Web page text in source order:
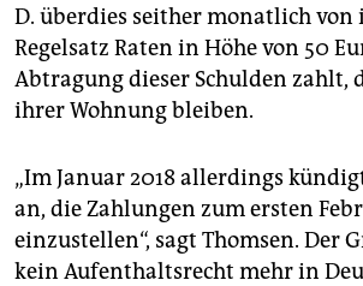
D. überdies seither monatlich von
Regelsatz Raten in Höhe von 50
Abtragung dieser Schulden zahlt,
ihrer Wohnung bleiben.
„Im Januar 2018 allerdings
an, die Zahlungen zum ersten
einzustellen“, sagt Thomsen. Der
kein Aufenthaltsrecht mehr in